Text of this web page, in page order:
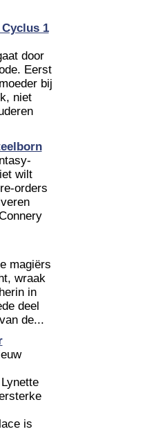
1
door
Eerst
bij
niet
wilt
orders
magiërs
wraak
in
deel
de...
is